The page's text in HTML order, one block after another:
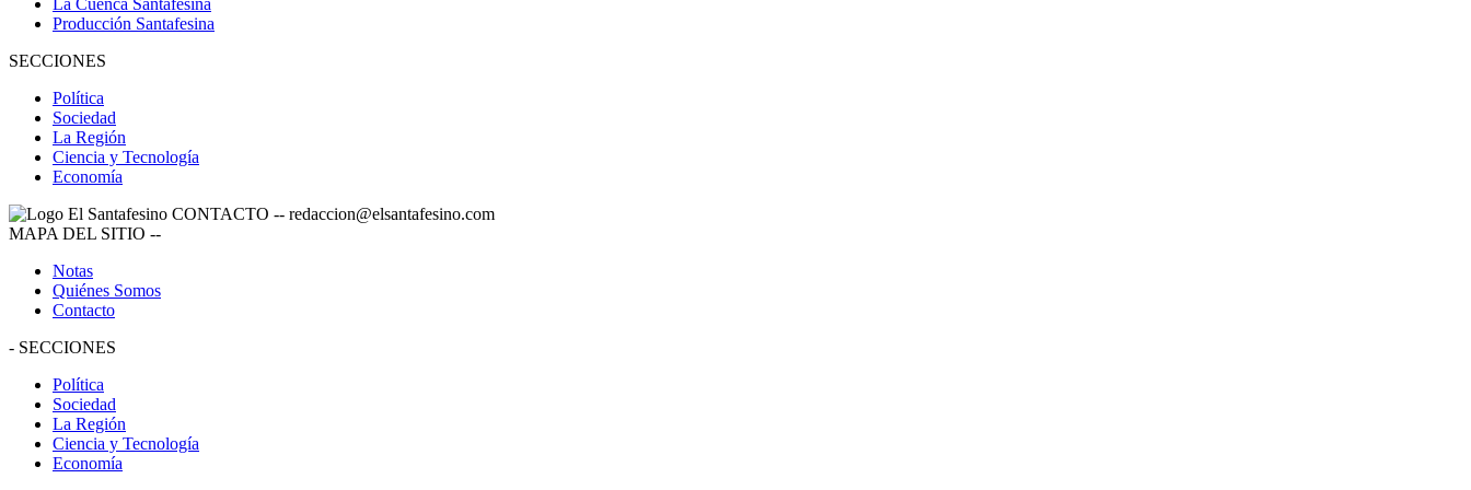
Producción Santafesina
SECCIONES
Política
Sociedad
La Región
Ciencia y Tecnología
Economía
CONTACTO -- redaccion@elsantafesino.com
MAPA DEL SITIO --
Notas
Quiénes Somos
Contacto
- SECCIONES
Política
Sociedad
La Región
Ciencia y Tecnología
Economía